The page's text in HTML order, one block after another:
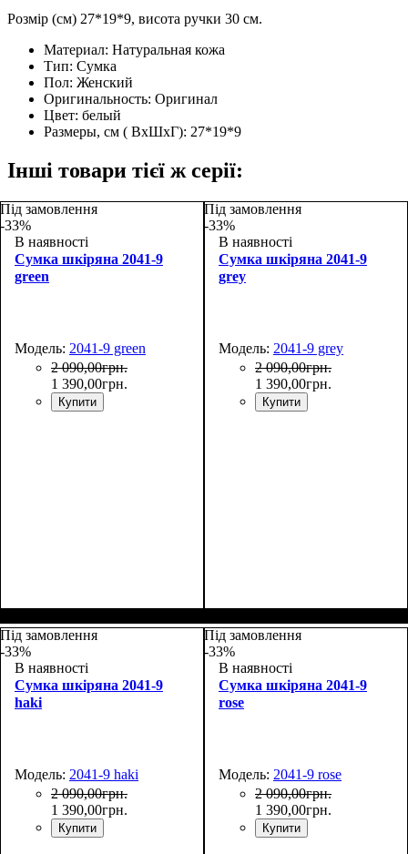
Розмір (см) 27*19*9, висота ручки 30 см.
Материал: Натуральная кожа
Тип: Сумка
Пол: Женский
Оригинальность: Оригинал
Цвет: белый
Размеры, см ( ВхШхГ): 27*19*9
Інші товари тієї ж серії:
Під замовлення
-33%
В наявності
Сумка шкіряна 2041-9
green
Модель: 2041-9 green
2 090,00грн.
1 390,00грн.
Купити
27*19*9
Під замовлення
-33%
В наявності
Сумка шкіряна 2041-9
grey
Модель: 2041-9 grey
2 090,00грн.
1 390,00грн.
Купити
27*19*9
Під замовлення
-33%
В наявності
Сумка шкіряна 2041-9
haki
Модель: 2041-9 haki
2 090,00грн.
1 390,00грн.
Купити
Під замовлення
-33%
В наявності
Сумка шкіряна 2041-9
rose
Модель: 2041-9 rose
2 090,00грн.
1 390,00грн.
Купити